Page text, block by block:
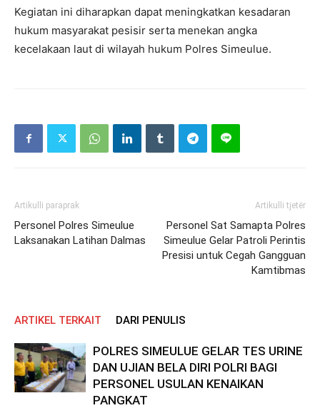
Kegiatan ini diharapkan dapat meningkatkan kesadaran
hukum masyarakat pesisir serta menekan angka
kecelakaan laut di wilayah hukum Polres Simeulue.
Artikulli paraprak
Personel Polres Simeulue
Laksanakan Latihan Dalmas
Artikulli tjetër
Personel Sat Samapta Polres
Simeulue Gelar Patroli Perintis
Presisi untuk Cegah Gangguan
Kamtibmas
ARTIKEL TERKAIT DARI PENULIS
POLRES SIMEULUE GELAR TES URINE
DAN UJIAN BELA DIRI POLRI BAGI
PERSONEL USULAN KENAIKAN
PANGKAT